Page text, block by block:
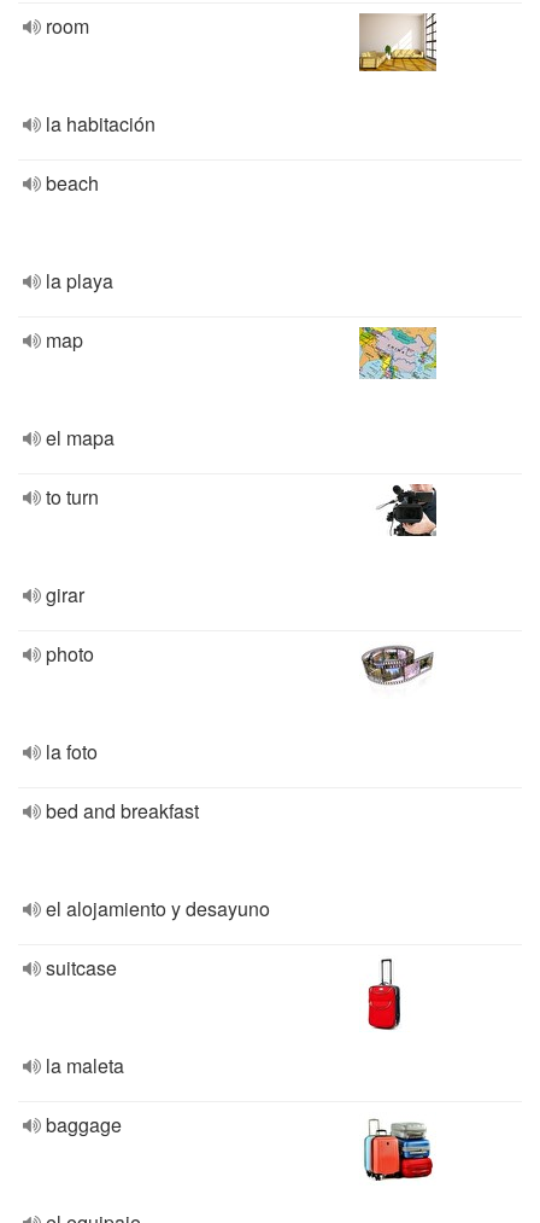
room
la habitación
beach
la playa
map
el mapa
to turn
girar
photo
la foto
bed and breakfast
el alojamiento y desayuno
suitcase
la maleta
baggage